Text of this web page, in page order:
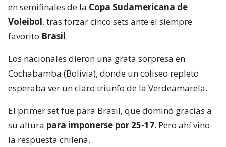
en semifinales de la Copa Sudamericana de
Voleibol, tras forzar cinco sets ante el siempre
favorito Brasil.
Los nacionales dieron una grata sorpresa en
Cochabamba (Bolivia), donde un coliseo repleto
esperaba ver un claro triunfo de la Verdeamarela.
El primer set fue para Brasil, que dominó gracias a
su altura para imponerse por 25-17. Pero ahí vino
la respuesta chilena.